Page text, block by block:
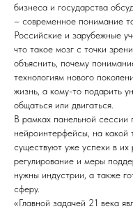
бизнеса и государства
– современное понимание
Российские и зарубежные
что такое мозг с точки
объяснить, почему
технологиям нового
жизнь, а кому-то подарить
общаться или двигаться.
В рамках панельной сессии
нейроинтерфейсы, на какой
существуют уже успехи в их
регулирование и меры
нужны индустрии, а также
сферу.
«Главной задачей 21 века